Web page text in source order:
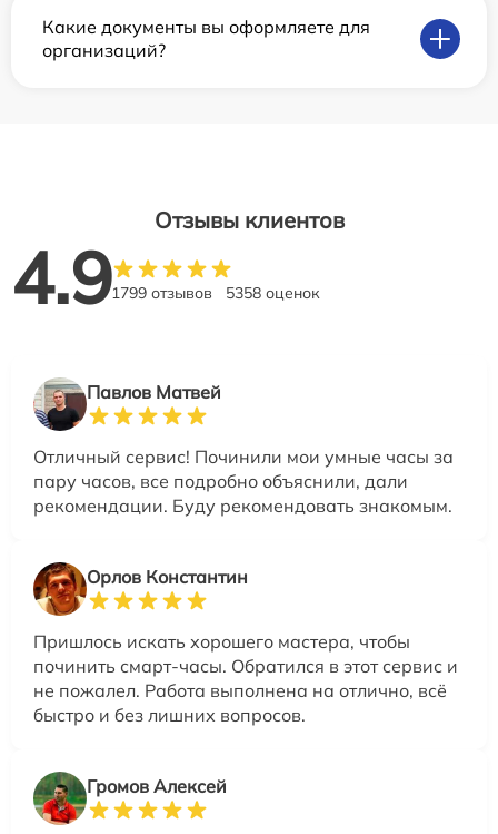
Какие документы вы оформляете для
организаций?
Отзывы клиентов
4.91799 отзывов 5358 оценок
Павлов Матвей
Отличный сервис! Починили мои умные часы за
пару часов, все подробно объяснили, дали
рекомендации. Буду рекомендовать знакомым.
Орлов Константин
Пришлось искать хорошего мастера, чтобы
починить смарт-часы. Обратился в этот сервис и
не пожалел. Работа выполнена на отлично, всё
быстро и без лишних вопросов.
Громов Алексей